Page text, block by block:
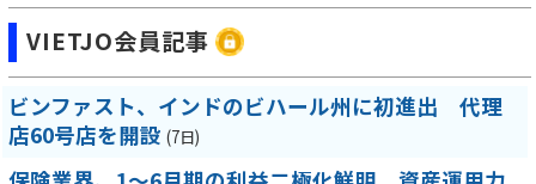
VIETJO会員記事
ビンファスト、インドのビハール州に初進出 代理
店60号店を開設 (7日)